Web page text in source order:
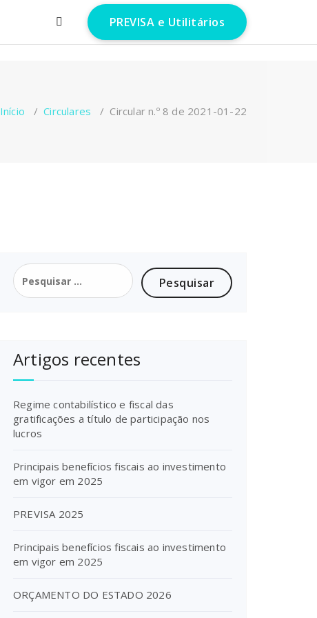
PREVISA e Utilitários
Início /Circulares / Circular n.º 8 de 2021-01-22
Pesquisar
por:
Artigos recentes
Regime contabilístico e fiscal das
gratificações a título de participação nos
lucros
Principais benefícios fiscais ao investimento
em vigor em 2025
PREVISA 2025
Principais benefícios fiscais ao investimento
em vigor em 2025
ORÇAMENTO DO ESTADO 2026